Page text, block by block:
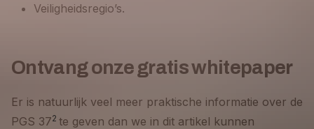
Veiligheidsregio’s.
Ontvang onze gratis whitepaper
Er is natuurlijk veel meer praktische informatie over de
PGS 372 te geven dan we in dit artikel kunnen